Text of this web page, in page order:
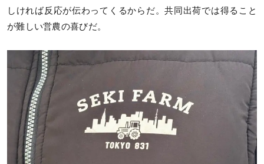
しければ反応が伝わってくるからだ。共同出荷では得ること
が難しい営農の喜びだ。